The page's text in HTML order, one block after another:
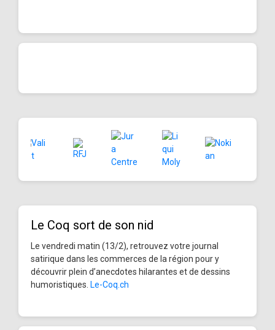
Le Coq sort de son nid
Le vendredi matin (13/2), retrouvez votre journal
satirique dans les commerces de la région pour y
découvrir plein d’anecdotes hilarantes et de dessins
humoristiques. Le-Coq.ch